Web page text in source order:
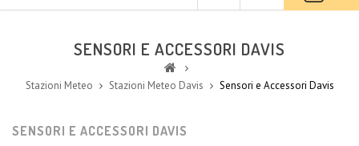
SENSORI E ACCESSORI DAVIS
Stazioni Meteo Stazioni Meteo Davis Sensori e Accessori Davis
SENSORI E ACCESSORI DAVIS